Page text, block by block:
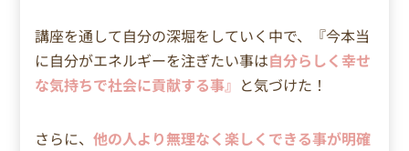
講座を通して自分の深堀をしていく中で、『今本当
に自分がエネルギーを注ぎたい事は自分らしく幸せ
な気持ちで社会に貢献する事』 と気づけた！
さらに、他の人より無理なく楽しくできる事が明確